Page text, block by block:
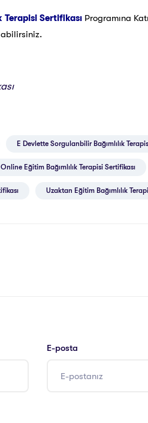
Terapisi Sertifikası Programına
E Devlette Sorgulanbilir Bağımlılık
Online Eğitim Bağımlılık Terapisi Sertifikası
Uzaktan Eğitim Bağımlılık
E-posta